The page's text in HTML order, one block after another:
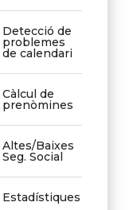
Detecció de
problemes
de calendari
Càlcul de
prenòmines
Altes/Baixes
Seg. Social
Estadístiques